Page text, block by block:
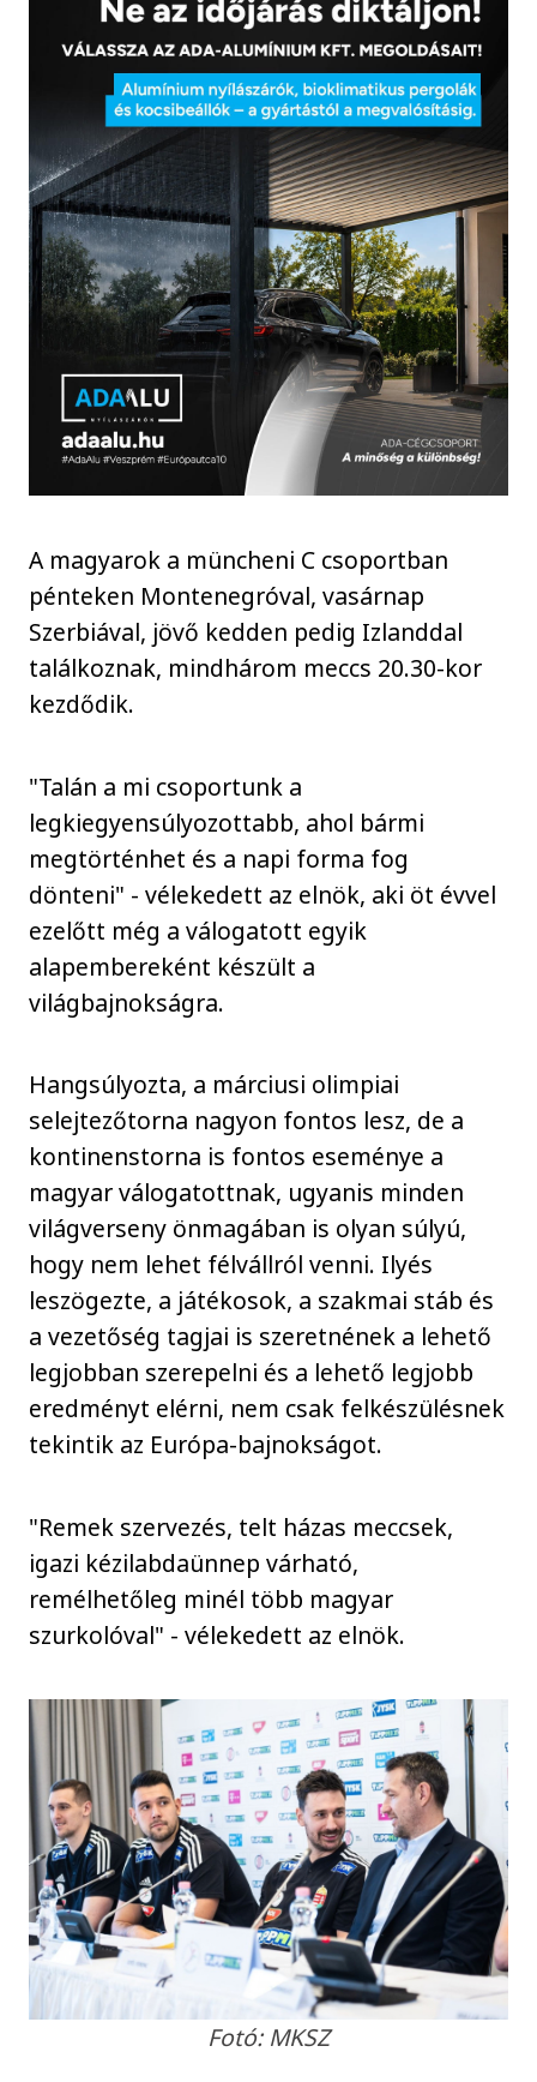
A magyarok a müncheni C csoportban
pénteken Montenegróval, vasárnap
Szerbiával, jövő kedden pedig Izlanddal
találkoznak, mindhárom meccs 20.30-kor
kezdődik.
"Talán a mi csoportunk a
legkiegyensúlyozottabb, ahol bármi
megtörténhet és a napi forma fog
dönteni" - vélekedett az elnök, aki öt évvel
ezelőtt még a válogatott egyik
alapembereként készült a
világbajnokságra.
Hangsúlyozta, a márciusi olimpiai
selejtezőtorna nagyon fontos lesz, de a
kontinenstorna is fontos eseménye a
magyar válogatottnak, ugyanis minden
világverseny önmagában is olyan súlyú,
hogy nem lehet félvállról venni. Ilyés
leszögezte, a játékosok, a szakmai stáb és
a vezetőség tagjai is szeretnének a lehető
legjobban szerepelni és a lehető legjobb
eredményt elérni, nem csak felkészülésnek
tekintik az Európa-bajnokságot.
"Remek szervezés, telt házas meccsek,
igazi kézilabdaünnep várható,
remélhetőleg minél több magyar
szurkolóval" - vélekedett az elnök.
Fotó: MKSZ